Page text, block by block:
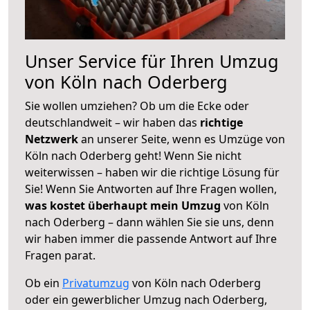
Unser Service für Ihren Umzug
von Köln nach Oderberg
Sie wollen umziehen? Ob um die Ecke oder
deutschlandweit – wir haben das richtige
Netzwerkan unserer Seite, wenn es Umzüge von
Köln nach Oderberg geht! Wenn Sie nicht
weiterwissen – haben wir die richtige Lösung für
Sie! Wenn Sie Antworten auf Ihre Fragen wollen,
was kostet überhaupt mein Umzug von Köln
nach Oderberg – dann wählen Sie sie uns, denn
wir haben immer die passende Antwort auf Ihre
Fragen parat.
Ob ein Privatumzug von Köln nach Oderberg
oder ein gewerblicher Umzug nach Oderberg,